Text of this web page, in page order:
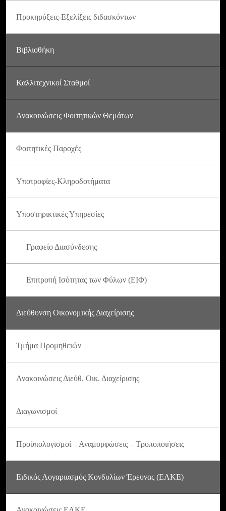
Προκηρύξεις-Εξελίξεις διδασκόντων
Βιβλιοθήκη
Καλλιτεχνικοί Σταθμοί
Ανακοινώσεις Φοιτητικών Θεμάτων
Φοιτητικές Παροχές
Υποτροφίες-Κληροδοτήματα
Υποστηρικτικές Υπηρεσίες
Γραφείο Διασύνδεσης
Επιτροπή Ισότητας των Φύλων (ΕΙΦ)
Διεύθυνση Οικονομικής Διαχείρισης
Τμήμα Προμηθειών
Ανακοινώσεις Διεύθ. Οικ. Διαχείρισης
Διαγωνισμοί
Προϋπολογισμοί – Αναμορφώσεις – Τροποποιήσεις
Ειδικός Λογαριασμός Κονδυλίων Έρευνας (ΕΛΚΕ)